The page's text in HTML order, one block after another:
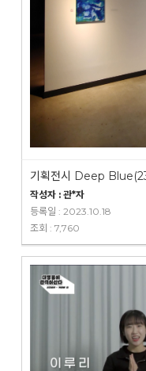
기획전시 Deep
작성자 : 관*자
등록일 : 2023.10.18
조회 : 7,760